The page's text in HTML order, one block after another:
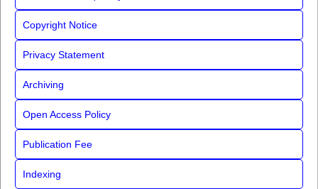
Copyright Notice
Privacy Statement
Archiving
Open Access Policy
Publication Fee
Indexing